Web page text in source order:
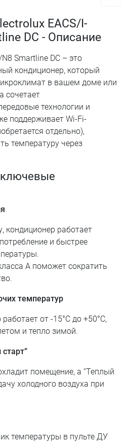
EACS/I-
DC - Описание
Smartline DC – это
кондиционер, который
в вашем доме или
сочетает
технологии и
поддерживает Wi-Fi-
отдельно),
температуру через
кондиционер работает
и быстрее
A поможет сократить
температур
от -15°C до +50°C,
и тепло зимой.
помещение, а “Теплый
холодного воздуха при
температуры в пульте ДУ